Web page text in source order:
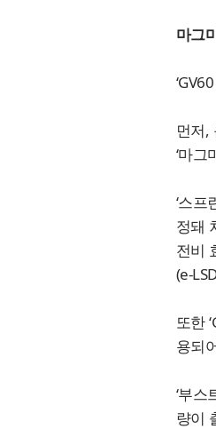
마그
먼저,
‘마
‘스
정돼
전비
(e-
또한
용되
‘부
량이